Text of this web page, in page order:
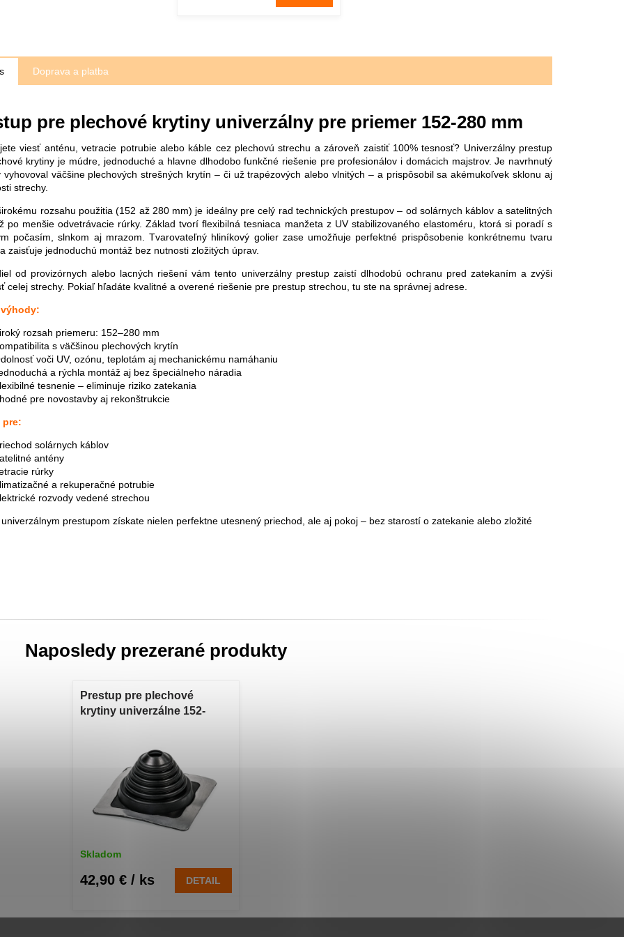
Doprava a platba
pre plechové krytiny univerzálny pre priemer 152-280 mm
viesť anténu, vetracie potrubie alebo káble cez plechovú strechu a zároveň zaistiť 100% tesnosť? Univerzálny prestup
krytiny je múdre, jednoduché a hlavne dlhodobo funkčné riešenie pre profesionálov i domácich majstrov. Je navrhnutý
vyhovoval väčšine plechových strešných krytín – či už trapézových alebo vlnitých – a prispôsobil sa akémukoľvek sklonu aj
strechy.
rozsahu použitia (152 až 280 mm) je ideálny pre celý rad technických prestupov – od solárnych káblov a satelitných
po menšie odvetrávacie rúrky. Základ tvorí flexibilná tesniaca manžeta z UV stabilizovaného elastoméru, ktorá si poradí s
počasím, slnkom aj mrazom. Tvarovateľný hliníkový golier zase umožňuje perfektné prispôsobenie konkrétnemu tvaru
zaisťuje jednoduchú montáž bez nutnosti zložitých úprav.
od provizórnych alebo lacných riešení vám tento univerzálny prestup zaistí dlhodobú ochranu pred zatekaním a zvýši
celej strechy. Pokiaľ hľadáte kvalitné a overené riešenie pre prestup strechou, tu ste na správnej adrese.
rozsah priemeru: 152–280 mm
s väčšinou plechových krytín
voči UV, ozónu, teplotám aj mechanickému namáhaniu
a rýchla montáž aj bez špeciálneho náradia
tesnenie – eliminuje riziko zatekania
pre novostavby aj rekonštrukcie
pre:
solárnych káblov
antény
rúrky
a rekuperačné potrubie
rozvody vedené strechou
prestupom získate nielen perfektne utesnený priechod, ale aj pokoj – bez starostí o zatekanie alebo zložité
Naposledy prezerané produkty
Prestup pre plechové
krytiny univerzálne 152-
pre priemer 152-280 mm
Skladom
42,90 € / ks DETAIL